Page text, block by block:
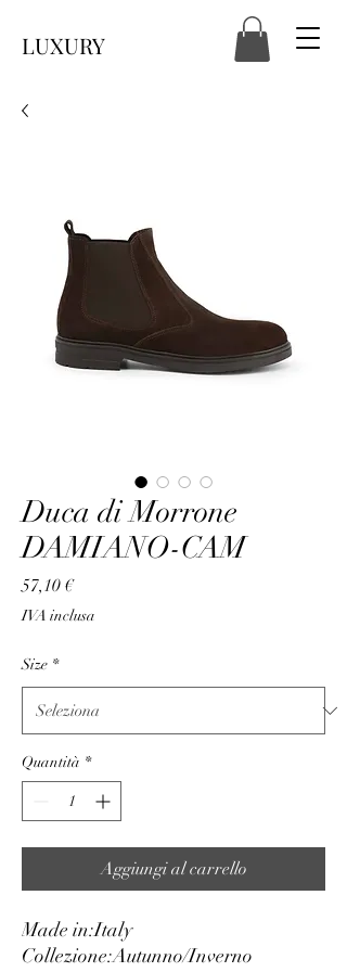
LUXURY
Duca di Morrone
DAMIANO-CAM
57,10 €Prezzo
IVA inclusa
Size *
Quantità *
Aggiungi al carrello
Made in:Italy
Collezione:Autunno/Inverno